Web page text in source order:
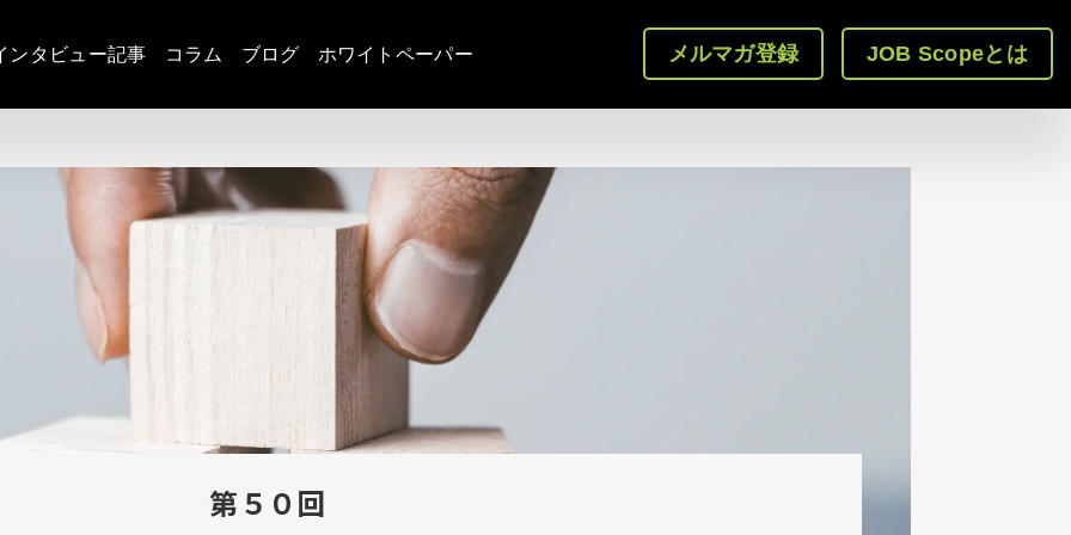
ンタビュー記事 コラム ブログ ホワイトペーパー メルマガ登録 JOB Scopeとは
第５０回